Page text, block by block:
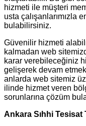
hizmeti ile müşteri
usta çalışanlarımızla
bulabilirsiniz.
Güvenilir hizmeti
kalmadan web
karar verebileceğiniz
gelişerek devam
anlarda web sitemiz
ilinde hizmet veren
sorunlarına çözüm
Ankara Sıhhi